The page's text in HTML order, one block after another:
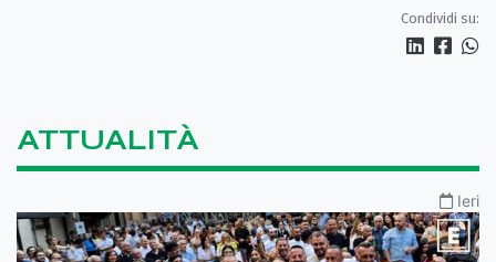
Condividi su:
ATTUALITÀ
Ieri